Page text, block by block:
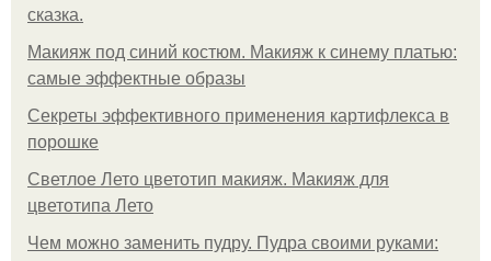
сказка.
Макияж под синий костюм. Макияж к синему платью:
самые эффектные образы
Секреты эффективного применения картифлекса в
порошке
Светлое Лето цветотип макияж. Макияж для
цветотипа Лето
Чем можно заменить пудру. Пудра своими руками: